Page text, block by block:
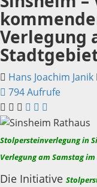
Verlegung
Hans Joachim Janik
794 Aufrufe
Stolpersteinverlegung in
Verlegung am Samstag
Die Initiative